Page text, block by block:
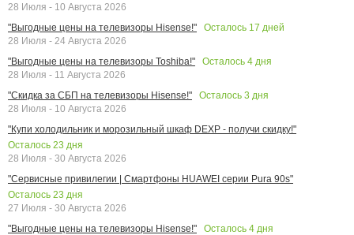
28 Июля - 10 Августа 2026
"Выгодные цены на телевизоры Hisense!"
Осталось 17 дней
28 Июля - 24 Августа 2026
"Выгодные цены на телевизоры Toshiba!"
Осталось 4 дня
28 Июля - 11 Августа 2026
"Скидка за СБП на телевизоры Hisense!"
Осталось 3 дня
28 Июля - 10 Августа 2026
"Купи холодильник и морозильный шкаф DEXP - получи скидку!"
Осталось 23 дня
28 Июля - 30 Августа 2026
"Сервисные привилегии | Смартфоны HUAWEI серии Pura 90s"
Осталось 23 дня
27 Июля - 30 Августа 2026
"Выгодные цены на телевизоры Hisense!"
Осталось 4 дня